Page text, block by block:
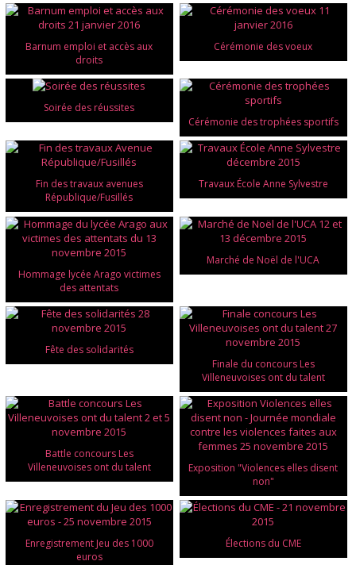
Barnum emploi et accès aux
droits
Cérémonie des voeux
Soirée des réussites
Cérémonie des trophées sportifs
Fin des travaux avenues
République/Fusillés
Travaux École Anne Sylvestre
Hommage lycée Arago victimes
des attentats
Marché de Noël de l'UCA
Fête des solidarités
Finale du concours Les
Villeneuvoises ont du talent
Battle concours Les
Villeneuvoises ont du talent
Exposition "Violences elles disent
non"
Enregistrement Jeu des 1000
euros
Élections du CME